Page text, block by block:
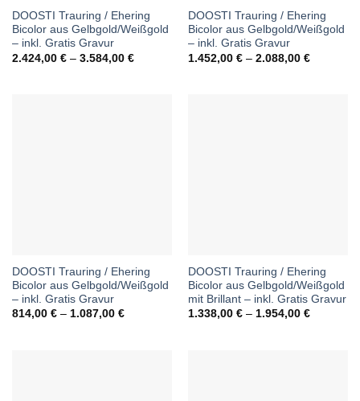
DOOSTI Trauring / Ehering
Bicolor aus Gelbgold/Weißgold
– inkl. Gratis Gravur
2.424,00 € – 3.584,00 €Preisspanne:
DOOSTI Trauring / Ehering
Bicolor aus Gelbgold/Weißgold
– inkl. Gratis Gravur
1.452,00 € – 2.088,00 €
DOOSTI Trauring / Ehering
Bicolor aus Gelbgold/Weißgold
– inkl. Gratis Gravur
814,00 € – 1.087,00 €Preisspanne:
DOOSTI Trauring / Ehering
Bicolor aus Gelbgold/Weißgold
mit Brillant – inkl. Gratis Gravur
1.338,00 € – 1.954,00 €